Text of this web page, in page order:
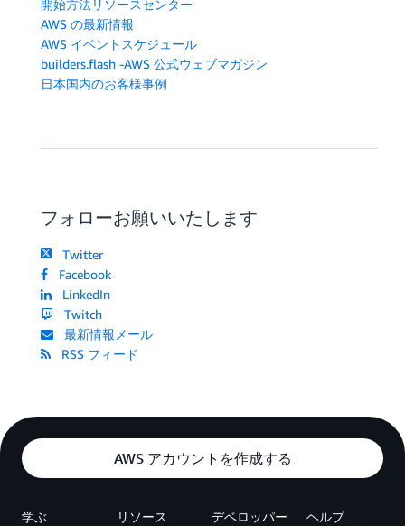
開始方法リソースセンター
AWS の最新情報
AWS イベントスケジュール
builders.flash -AWS 公式ウェブマガジン
日本国内のお客様事例
フォローお願いいたします
Twitter
Facebook
LinkedIn
Twitch
最新情報メール
RSS フィード
AWS アカウントを作成する
学ぶ リソース デベロッパー ヘルプ